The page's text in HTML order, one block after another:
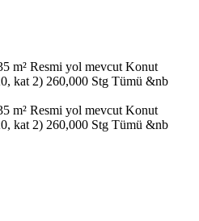
m² Resmi yol mevcut Konut
kat 2) 260,000 Stg Tümü &nb
m² Resmi yol mevcut Konut
kat 2) 260,000 Stg Tümü &nb